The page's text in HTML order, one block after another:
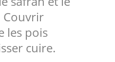
Couvrir
les pois
cuire.